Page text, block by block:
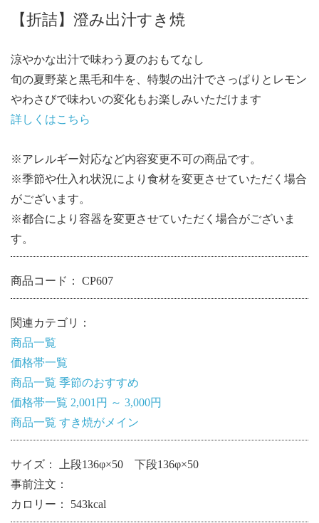
【折詰】澄み出汁すき焼
涼やかな出汁で味わう夏のおもてなし
旬の夏野菜と黒毛和牛を、特製の出汁でさっぱりとレモン
やわさびで味わいの変化もお楽しみいただけます
詳しくはこちら
※アレルギー対応など内容変更不可の商品です。
※季節や仕入れ状況により食材を変更させていただく場合
がございます。
※都合により容器を変更させていただく場合がございま
す。
商品コード： CP607
関連カテゴリ：
商品一覧
価格帯一覧
商品一覧 季節のおすすめ
価格帯一覧 2,001円 ～ 3,000円
商品一覧 すき焼がメイン
サイズ： 上段136φ×50 下段136φ×50
事前注文：
カロリー： 543kcal